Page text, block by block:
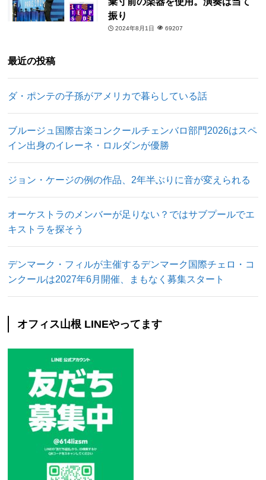
振り
2024年8月1日 69207
最近の投稿
ダ・ポンテの子孫がアメリカで暮らしている話
ブルージュ国際古楽コンクールチェンバロ部門2026はスペ
イン出身のイレーネ・ロルダンが優勝
ジョン・ケージの例の作品、2年半ぶりに音が変えられる
オーケストラのメンバーが足りない？ではサブプールでエ
キストラを探そう
デンマーク・フィルが主催するデンマーク国際チェロ・コ
ンクールは2027年6月開催、まもなく募集スタート
オフィス山根 LINEやってます